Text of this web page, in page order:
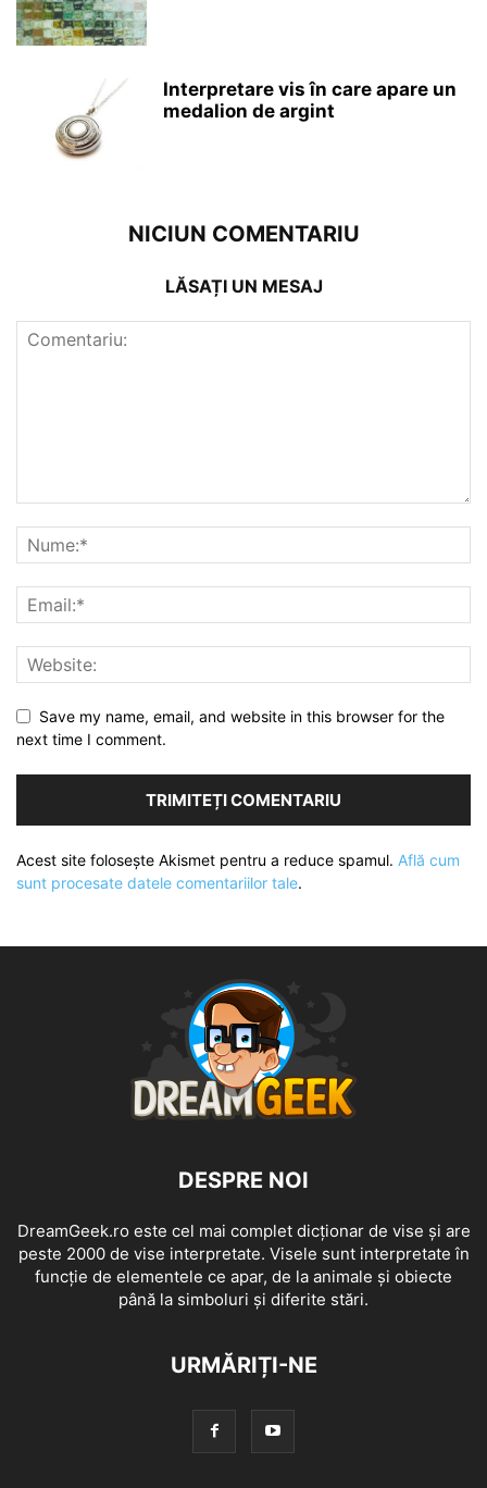
Interpretare vis în care apare un
medalion de argint
NICIUN COMENTARIU
LĂSAȚI UN MESAJ
Save my name, email, and website in this browser for the
next time I comment.
Acest site folosește Akismet pentru a reduce spamul. Află cum
sunt procesate datele comentariilor tale.
DESPRE NOI
DreamGeek.ro este cel mai complet dicționar de vise și are
peste 2000 de vise interpretate. Visele sunt interpretate în
funcție de elementele ce apar, de la animale și obiecte
până la simboluri și diferite stări.
URMĂRIȚI-NE